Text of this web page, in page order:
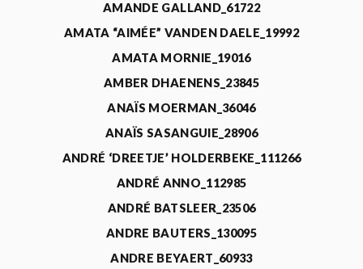
AMANDE GALLAND_61722
AMATA “AIMÉE” VANDEN DAELE_19992
AMATA MORNIE_19016
AMBER DHAENENS_23845
ANAÏS MOERMAN_36046
ANAÏS SASANGUIE_28906
ANDRÉ ‘DREETJE’ HOLDERBEKE_111266
ANDRÉ ANNO_112985
ANDRÉ BATSLEER_23506
ANDRE BAUTERS_130095
ANDRE BEYAERT_60933